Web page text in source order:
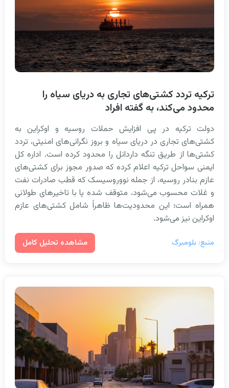
ترکیه تردد کشتی‌های تجاری به دریای سیاه را
محدود می‌کند، به گفته افراد
دولت ترکیه در پی افزایش حملات روسیه و اوکراین به
کشتی‌های تجاری در دریای سیاه و بروز نگرانی‌های امنیتی، تردد
کشتی‌ها از طریق تنگه داردانل را محدود کرده است. اداره کل
ایمنی سواحل ترکیه اعلام کرده که صدور مجوز برای کشتی‌های
عازم بنادر روسیه، از جمله نووروسیسک که قطب صادرات نفت
و غلات محسوب می‌شود، متوقف شده یا با تاخیرهای طولانی
همراه است؛ این محدودیت‌ها ظاهراً شامل کشتی‌های عازم
اوکراین نیز می‌شود.
منبع: بلومبرگ مشاهده تحلیل کامل